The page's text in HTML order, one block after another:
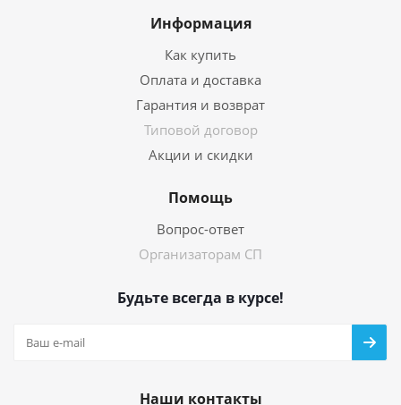
Информация
Как купить
Оплата и доставка
Гарантия и возврат
Типовой договор
Акции и скидки
Помощь
Вопрос-ответ
Организаторам СП
Будьте всегда в курсе!
Наши контакты